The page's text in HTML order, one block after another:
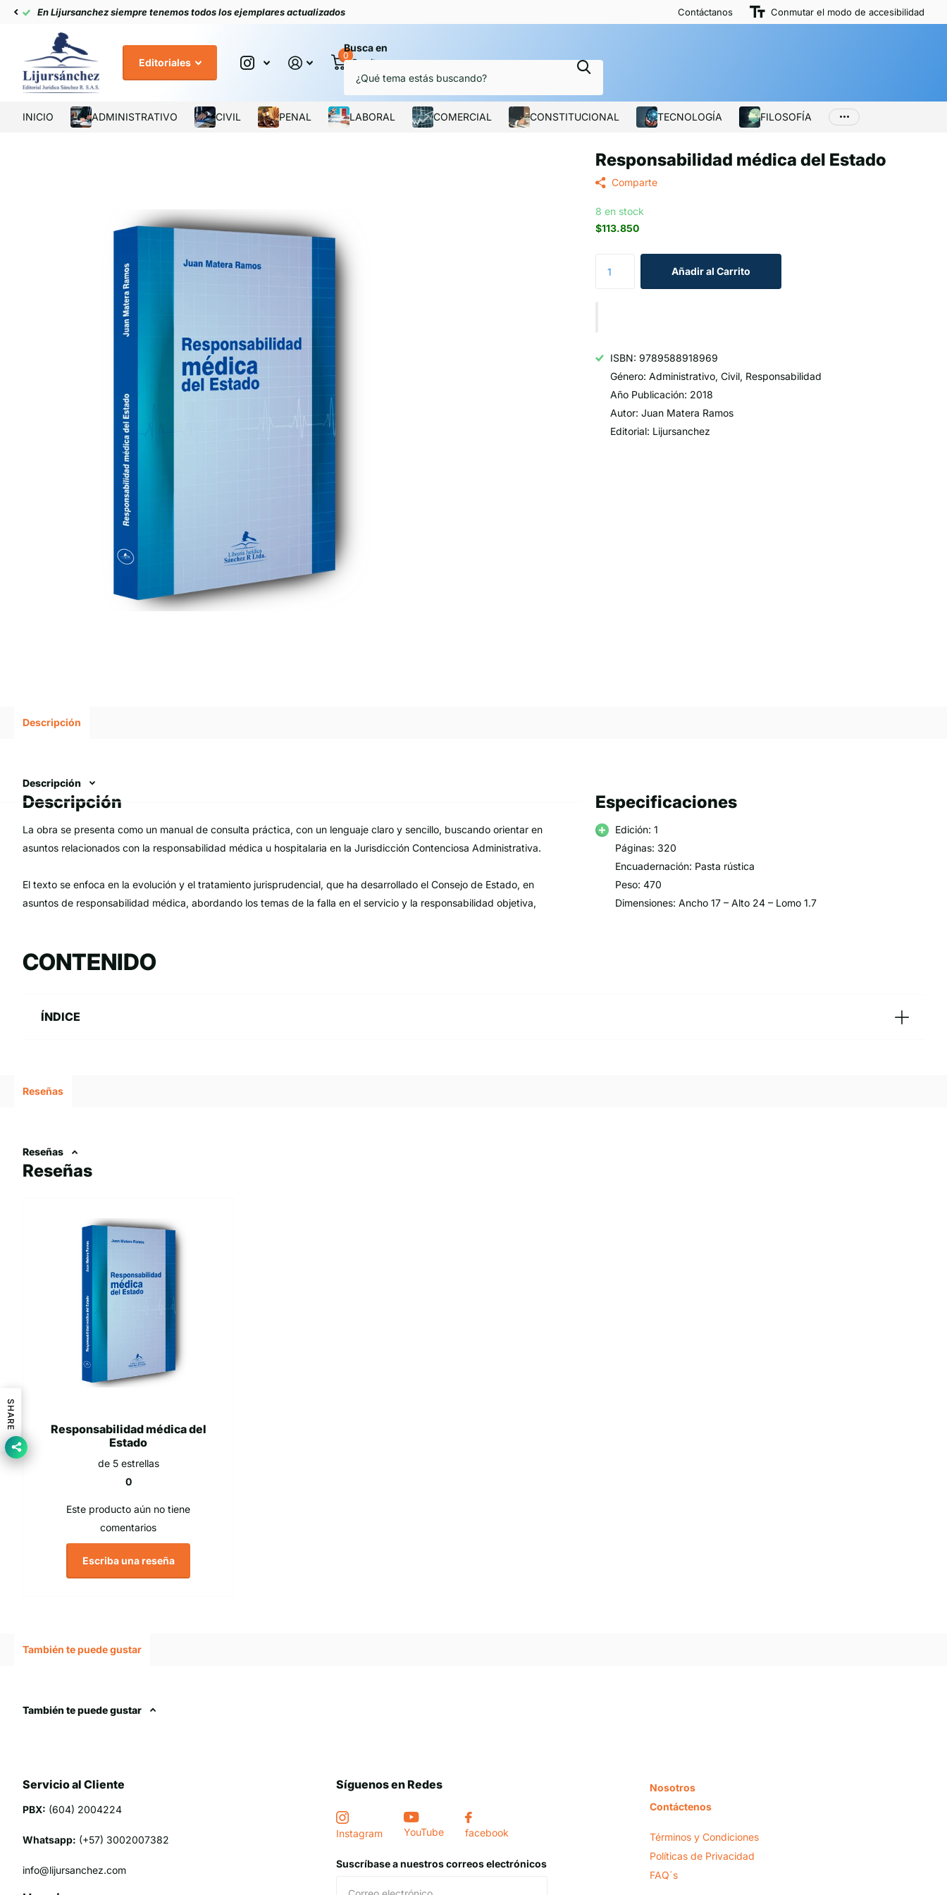
En Lijursanchez siempre tenemos todos los ejemplares actualizados Contáctanos Conmutar el modo de accesibilidad
Editoriales
Busca en
0
Carrito
INICIO ADMINISTRATIVO CIVIL PENAL LABORAL COMERCIAL CONSTITUCIONAL TECNOLOGÍA FILOSOFÍA
Responsabilidad médica del Estado
Comparte
8 en stock
$113.850
Añadir al Carrito
ISBN: 9789588918969
Género: Administrativo, Civil, Responsabilidad
Año Publicación: 2018
Autor: Juan Matera Ramos
Editorial: Lijursanchez
Descripción
Descripción
Descripción
La obra se presenta como un manual de consulta práctica, con un lenguaje claro y sencillo, buscando orientar en
asuntos relacionados con la responsabilidad médica u hospitalaria en la Jurisdicción Contenciosa Administrativa.
El texto se enfoca en la evolución y el tratamiento jurisprudencial, que ha desarrollado el Consejo de Estado, en
asuntos de responsabilidad médica, abordando los temas de la falla en el servicio y la responsabilidad objetiva,
amplia jurisprudencia […].
Especificaciones
Edición: 1
Páginas: 320
Encuadernación: Pasta rústica
Peso: 470
Dimensiones: Ancho 17 – Alto 24 – Lomo 1.7
CONTENIDO
ÍNDICE
Reseñas
Reseñas
Reseñas
Responsabilidad médica del
Estado
0
de 5 estrellas
Este producto aún no tiene
comentarios
Escriba una reseña
También te puede gustar
También te puede gustar
Servicio al Cliente
PBX: (604) 2004224
Whatsapp: (+57) 3002007382
info@lijursanchez.com
Síguenos en Redes
Instagram YouTube facebook
Suscríbase a nuestros correos electrónicos
Nosotros
Contáctenos
Términos y Condiciones
Políticas de Privacidad
FAQ´s
SHARE